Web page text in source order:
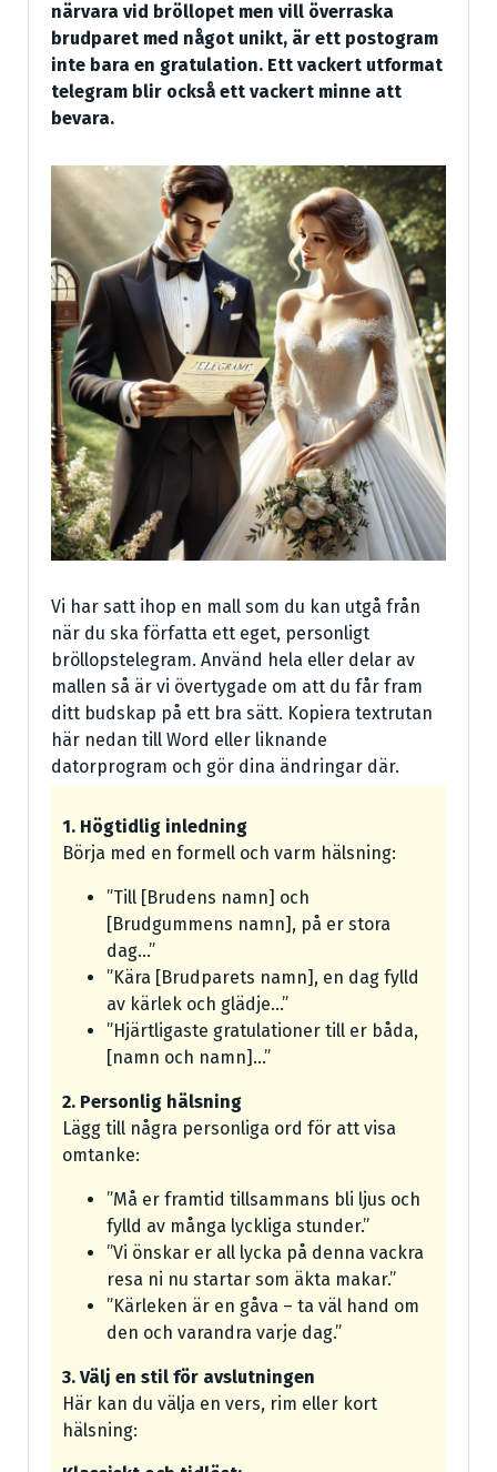
närvara vid bröllopet men vill överraska
brudparet med något unikt, är ett postogram
inte bara en gratulation. Ett vackert utformat
telegram blir också ett vackert minne att
bevara.
Vi har satt ihop en mall som du kan utgå från
när du ska författa ett eget, personligt
bröllopstelegram. Använd hela eller delar av
mallen så är vi övertygade om att du får fram
ditt budskap på ett bra sätt. Kopiera textrutan
här nedan till Word eller liknande
datorprogram och gör dina ändringar där.
1. Högtidlig inledning
Börja med en formell och varm hälsning:
”Till [Brudens namn] och
[Brudgummens namn], på er stora
dag…”
”Kära [Brudparets namn], en dag fylld
av kärlek och glädje…”
”Hjärtligaste gratulationer till er båda,
[namn och namn]…”
2. Personlig hälsning
Lägg till några personliga ord för att visa
omtanke:
”Må er framtid tillsammans bli ljus och
fylld av många lyckliga stunder.”
”Vi önskar er all lycka på denna vackra
resa ni nu startar som äkta makar.”
”Kärleken är en gåva – ta väl hand om
den och varandra varje dag.”
3. Välj en stil för avslutningen
Här kan du välja en vers, rim eller kort
hälsning: